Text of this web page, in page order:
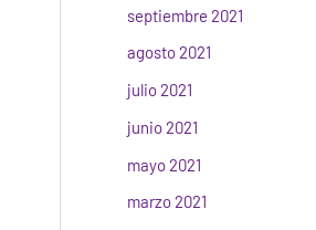
septiembre 2021
agosto 2021
julio 2021
junio 2021
mayo 2021
marzo 2021